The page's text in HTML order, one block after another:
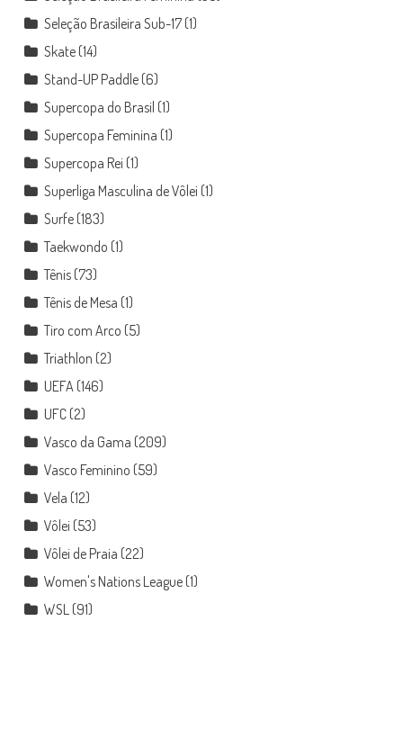
Seleção Brasileira Sub-17(1)
Skate(14)
Stand-UP Paddle(6)
Supercopa do Brasil (1)
Supercopa Feminina (1)
Supercopa Rei (1)
Superliga Masculina de Vôlei (1)
Surfe(183)
Taekwondo (1)
Tênis(73)
Tênis de Mesa (1)
Tiro com Arco (5)
Triathlon (2)
UEFA (146)
UFC(2)
Vasco da Gama (209)
Vasco Feminino (59)
Vela (12)
Vôlei (53)
Vôlei de Praia (22)
Women's Nations League(1)
WSL (91)